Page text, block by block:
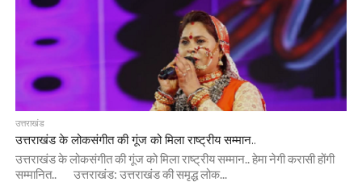
उत्तराखंड
उत्तराखंड के लोकसंगीत की गूंज को मिला राष्ट्रीय सम्मान..
उत्तराखंड के लोकसंगीत की गूंज को मिला राष्ट्रीय सम्मान.. हेमा नेगी करासी होंगी
सम्मानित.. उत्तराखंड: उत्तराखंड की समृद्ध लोक...